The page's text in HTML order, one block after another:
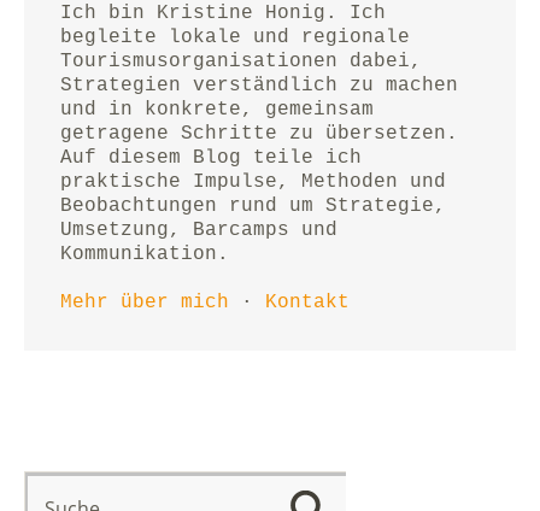
Ich bin Kristine Honig. Ich
begleite lokale und regionale
Tourismusorganisationen dabei,
Strategien verständlich zu machen
und in konkrete, gemeinsam
getragene Schritte zu übersetzen.
Auf diesem Blog teile ich
praktische Impulse, Methoden und
Beobachtungen rund um Strategie,
Umsetzung, Barcamps und
Kommunikation.
Mehr über mich · Kontakt